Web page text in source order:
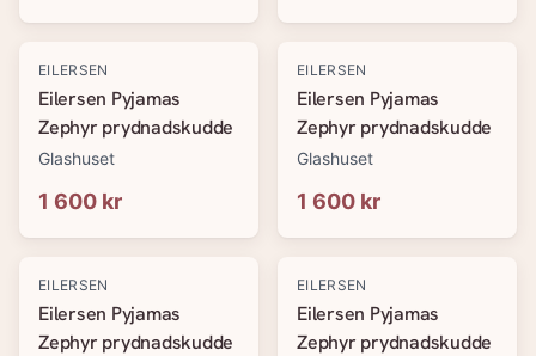
EILERSEN
Eilersen Pyjamas
Zephyr prydnadskudde
Glashuset
1 600 kr
EILERSEN
Eilersen Pyjamas
Zephyr prydnadskudde
Glashuset
1 600 kr
EILERSEN
Eilersen Pyjamas
Zephyr prydnadskudde
EILERSEN
Eilersen Pyjamas
Zephyr prydnadskudde